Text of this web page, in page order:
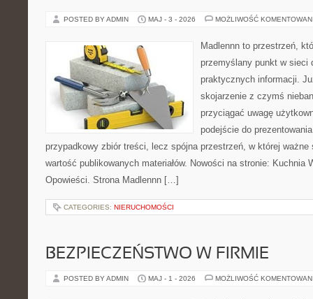
POSTED BY ADMIN MAJ - 3 - 2026 MOŻLIWOŚĆ
Madlennn to przestrzeń,
przemyślany punkt w sieci
praktycznych informacji.
skojarzenie z czymś
przyciągać uwagę
podejście do
przypadkowy zbiór treści, lecz spójna przestrzeń, w której ważne
wartość publikowanych materiałów. Nowości na stronie: Kuchnia
Opowieści. Strona Madlennn […]
CATEGORIES: NIERUCHOMOŚCI
BEZPIECZEŃSTWO W FIRMIE
POSTED BY ADMIN MAJ - 1 - 2026 MOŻLIWOŚĆ